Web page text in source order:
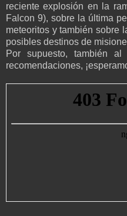
reciente explosión en la
Falcon 9), sobre la última
meteoritos y también sobre
posibles destinos de
Por supuesto, también
recomendaciones,